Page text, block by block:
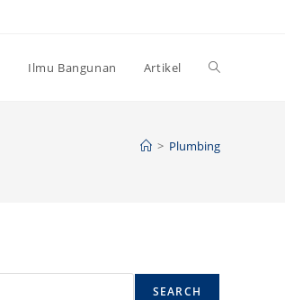
Ilmu Bangunan Artikel Toggle
> Plumbing
SEARCH